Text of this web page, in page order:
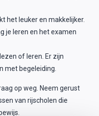
het leuker en makkelijker.
je leren en het examen
of leren. Er zijn
met begeleiding.
op weg. Neem gerust
van rijscholen die